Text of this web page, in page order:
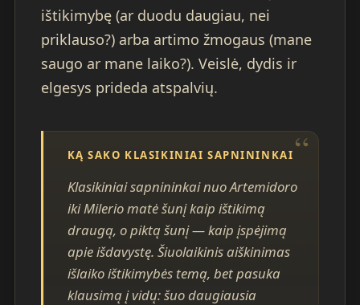
ištikimybę (ar duodu daugiau, nei
priklauso?) arba artimo žmogaus (mane
saugo ar mane laiko?). Veislė, dydis ir
elgesys prideda atspalvių.
KĄ SAKO KLASIKINIAI SAPNININKAI
Klasikiniai sapnininkai nuo Artemidoro
iki Milerio matė šunį kaip ištikimą
draugą, o piktą šunį — kaip įspėjimą
apie išdavystę. Šiuolaikinis aiškinimas
išlaiko ištikimybės temą, bet pasuka
klausimą į vidų: šuo daugiausia